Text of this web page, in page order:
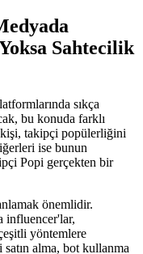
Sahtecilik
sıkça
bu konuda farklı
takipçi popülerliğini
ise bunun
Popi gerçekten bir
önemlidir.
influencer'lar,
yöntemlere
alma, bot kullanma